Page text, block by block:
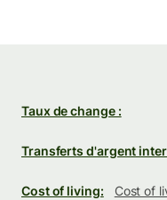
Taux de change :
Transferts d'argent
Cost of living:
Cost of